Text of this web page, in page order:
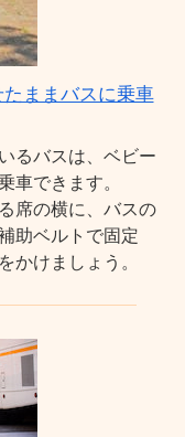
ままバスに乗車
るバスは、ベビー
車できます。
席の横に、バスの
助ベルトで固定
かけましょう。